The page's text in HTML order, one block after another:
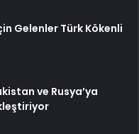
Gelenler Türk Kökenli
ve Rusya’ya